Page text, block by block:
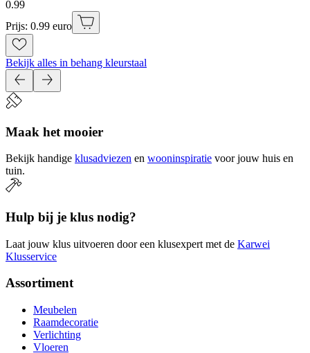
0.99
Prijs: 0.99 euro
Bekijk alles in behang kleurstaal
Maak het mooier
Bekijk handige klusadviezen en wooninspiratie voor jouw huis en
tuin.
Hulp bij je klus nodig?
Laat jouw klus uitvoeren door een klusexpert met de Karwei
Klusservice
Assortiment
Meubelen
Raamdecoratie
Verlichting
Vloeren